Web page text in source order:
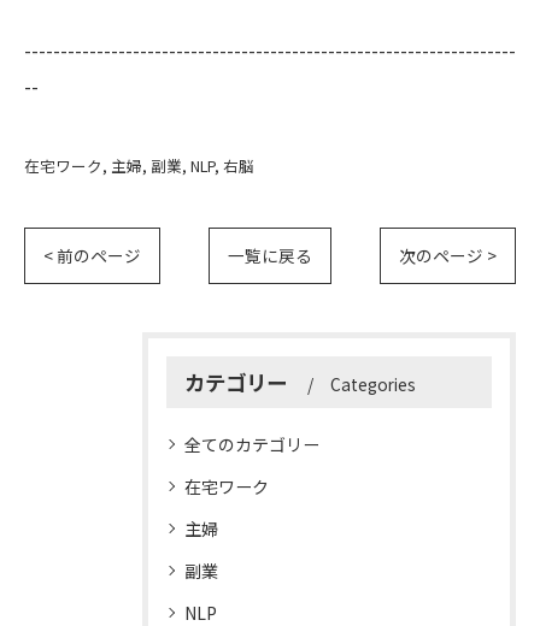
--------------------------------------------------------------------
--
在宅ワーク 主婦 副業 NLP 右脳
< 前のページ 一覧に戻る 次のページ >
カテゴリー Categories
全てのカテゴリー
在宅ワーク
主婦
副業
NLP